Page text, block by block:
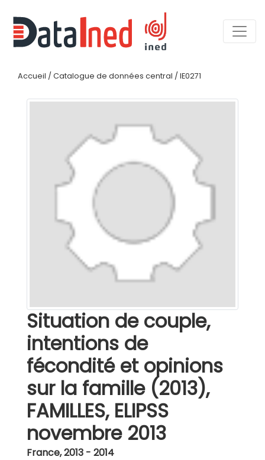
Accueil / Catalogue de données central / IE0271
Situation de couple,
intentions de
fécondité et opinions
sur la famille (2013),
FAMILLES, ELIPSS
novembre 2013
France,2013 - 2014